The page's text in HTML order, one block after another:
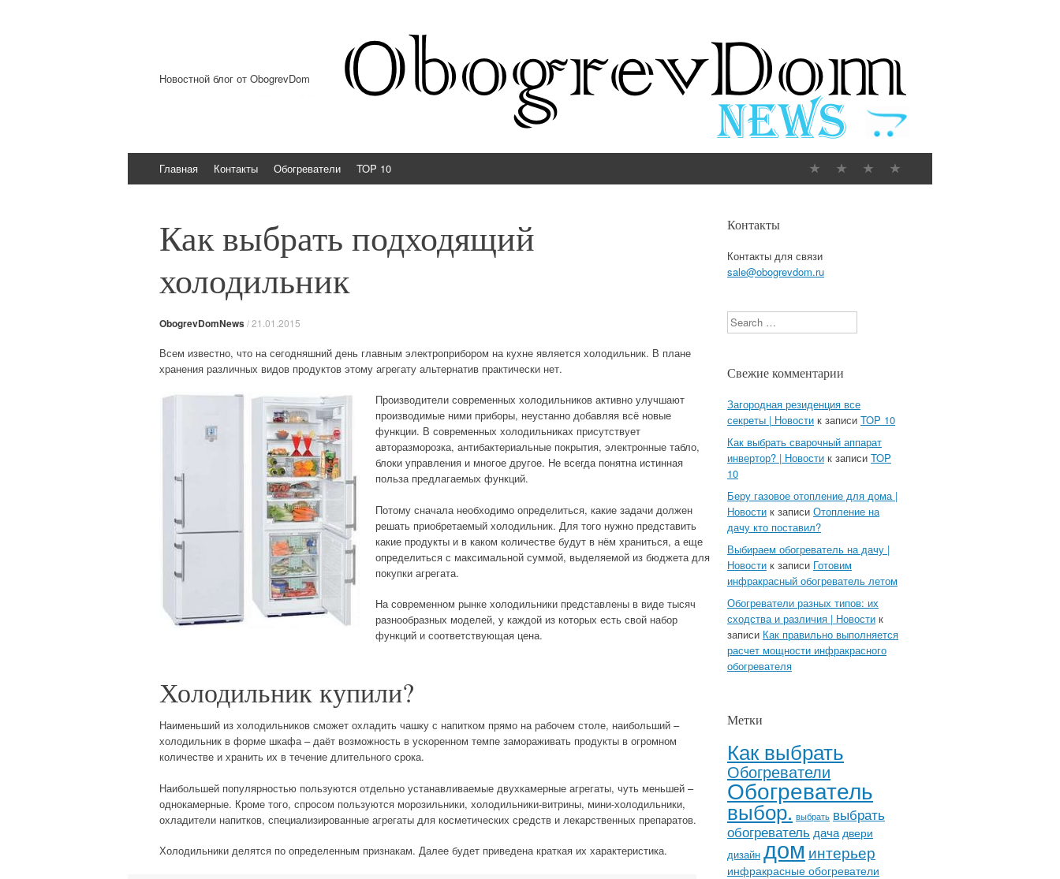
Новостной блог от ObogrevDom
Перейти к содержимому
Главная Контакты Обогреватели TOP 10
Как выбрать подходящий
холодильник
ObogrevDomNews/21.01.2015
Всем известно, что на сегодняшний день главным электроприбором на кухне является холодильник. В плане
хранения различных видов продуктов этому агрегату альтернатив практически нет.
Производители современных холодильников активно улучшают
производимые ними приборы, неустанно добавляя всё новые
функции. В современных холодильниках присутствует
авторазморозка, антибактериальные покрытия, электронные табло,
блоки управления и многое другое. Не всегда понятна истинная
польза предлагаемых функций.
Потому сначала необходимо определиться, какие задачи должен
решать приобретаемый холодильник. Для того нужно представить
какие продукты и в каком количестве будут в нём храниться, а еще
определиться с максимальной суммой, выделяемой из бюджета для
покупки агрегата.
На современном рынке холодильники представлены в виде тысяч
разнообразных моделей, у каждой из которых есть свой набор
функций и соответствующая цена.
Холодильник купили?
Наименьший из холодильников сможет охладить чашку с напитком прямо на рабочем столе, наибольший –
холодильник в форме шкафа – даёт возможность в ускоренном темпе замораживать продукты в огромном
количестве и хранить их в течение длительного срока.
Наибольшей популярностью пользуются отдельно устанавливаемые двухкамерные агрегаты, чуть меньшей –
однокамерные. Кроме того, спросом пользуются морозильники, холодильники-витрины, мини-холодильники,
охладители напитков, специализированные агрегаты для косметических средств и лекарственных препаратов.
Холодильники делятся по определенным признакам. Далее будет приведена краткая их характеристика.
Контакты
Контакты для связи
sale@obogrevdom.ru
Search
Свежие комментарии
Загородная резиденция все
секреты | Новости к записи TOP 10
Как выбрать сварочный аппарат
инвертор? | Новости к записи TOP
10
Беру газовое отопление для дома |
Новости к записи Отопление на
дачу кто поставил?
Выбираем обогреватель на дачу |
Новости к записи Готовим
инфракрасный обогреватель летом
Обогреватели разных типов: их
сходства и различия | Новости к
записи Как правильно выполняется
расчет мощности инфракрасного
обогревателя
Метки
Как выбрать
Обогреватели
Обогреватель
выбор. выбрать выбрать
обогреватель дача двери
дизайн доминтерьер
инфракрасные обогреватели